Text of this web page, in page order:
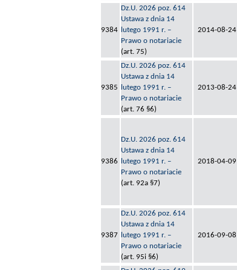
9384
Dz.U. 2026 poz. 614
Ustawa z dnia 14
lutego 1991 r. –
Prawo o notariacie
(art. 75)
2014-08-24
9385
Dz.U. 2026 poz. 614
Ustawa z dnia 14
lutego 1991 r. –
Prawo o notariacie
(art. 76 §6)
2013-08-24
9386
Dz.U. 2026 poz. 614
Ustawa z dnia 14
lutego 1991 r. –
Prawo o notariacie
(art. 92a §7)
2018-04-09
9387
Dz.U. 2026 poz. 614
Ustawa z dnia 14
lutego 1991 r. –
Prawo o notariacie
(art. 95i §6)
2016-09-08